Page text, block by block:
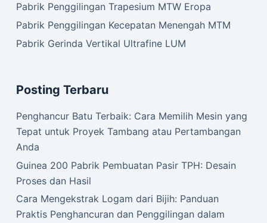
Pabrik Penggilingan Trapesium MTW Eropa
Pabrik Penggilingan Kecepatan Menengah MTM
Pabrik Gerinda Vertikal Ultrafine LUM
Posting Terbaru
Penghancur Batu Terbaik: Cara Memilih Mesin yang
Tepat untuk Proyek Tambang atau Pertambangan
Anda
Guinea 200 Pabrik Pembuatan Pasir TPH: Desain
Proses dan Hasil
Cara Mengekstrak Logam dari Bijih: Panduan
Praktis Penghancuran dan Penggilingan dalam